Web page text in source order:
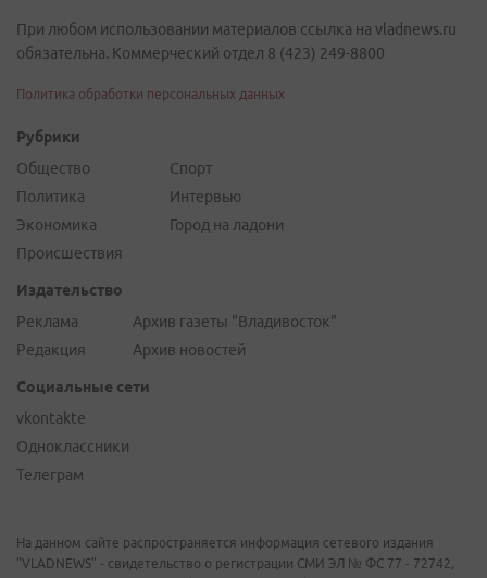
При любом использовании материалов ссылка на vladnews.ru
обязательна. Коммерческий отдел 8 (423) 249-8800
Политика обработки персональных данных
Рубрики
Общество
Политика
Экономика
Происшествия
Спорт
Интервью
Город на ладони
Издательство
Реклама
Редакция
Архив газеты "Владивосток"
Архив новостей
Социальные сети
vkontakte
Одноклассники
Телеграм
На данном сайте распространяется информация сетевого издания
"VLADNEWS" - свидетельство о регистрации СМИ ЭЛ № ФС 77 - 72742,